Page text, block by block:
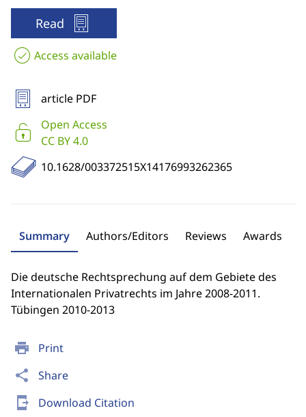
print Print
share Share
send_to_mobile Download Citation
Read
Access available
article PDF
Open Access
CC BY 4.0
10.1628/003372515X14176993262365
Summary Authors/Editors Reviews Awards
Die deutsche Rechtsprechung auf dem Gebiete des
Internationalen Privatrechts im Jahre 2008-2011.
Tübingen 2010-2013